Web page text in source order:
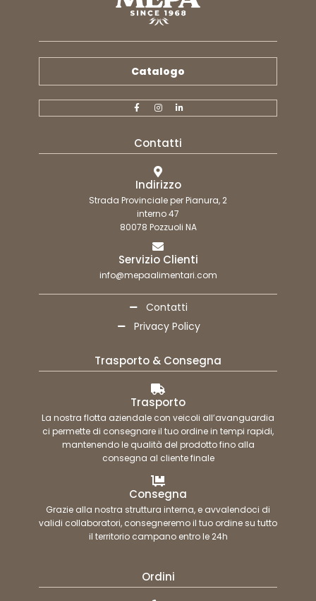
Catalogo
Contatti
Indirizzo
Strada Provinciale per Pianura, 2
interno 47
80078 Pozzuoli NA
Servizio Clienti
info@mepaalimentari.com
Contatti
Privacy Policy
Trasporto & Consegna
Trasporto
La nostra flotta aziendale con veicoli all’avanguardia
ci permette di consegnare il tuo ordine in tempi rapidi,
mantenendo le qualità del prodotto fino alla
consegna al cliente finale
Consegna
Grazie alla nostra struttura interna, e avvalendoci di
validi collaboratori, consegneremo il tuo ordine su tutto
il territorio campano entro le 24h
Ordini